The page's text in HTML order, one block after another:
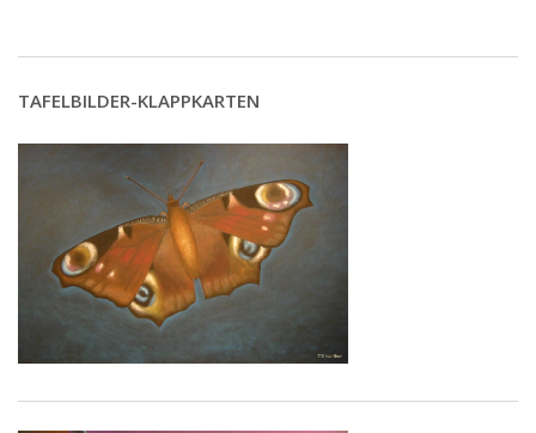
TAFELBILDER-KLAPPKARTEN